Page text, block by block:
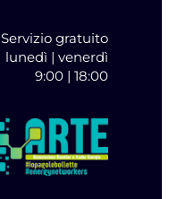
Servizio gratuito
lunedì | venerdì
9:00 | 18:00